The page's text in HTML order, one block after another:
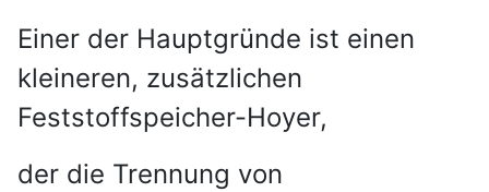
Einer der Hauptgründe ist einen
kleineren, zusätzlichen
Feststoffspeicher-Hoyer,
der die Trennung von